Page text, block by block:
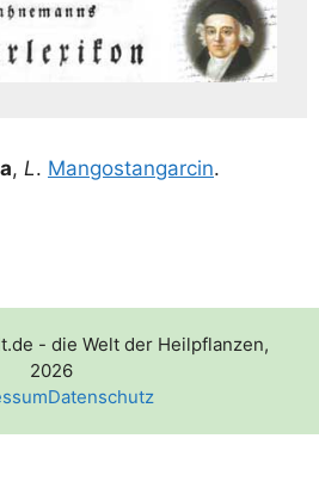
, L. Man­gost­ang­ar­cin.
- die Welt der Heilpflanzen,
2026
Datenschutz